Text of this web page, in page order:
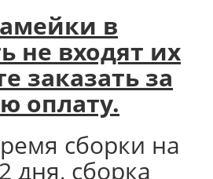
в
не входят их
заказать за
оплату.
сборки на
дня, сборка